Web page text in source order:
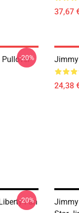
37,67
-20% Jimmy
24,38
Fan
-20%